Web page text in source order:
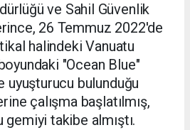
ve Sahil Güvenlik
26 Temmuz 2022'de
halindeki Vanuatu
"Ocean Blue"
bulunduğu
çalışma başlatılmış,
takibe almıştı.